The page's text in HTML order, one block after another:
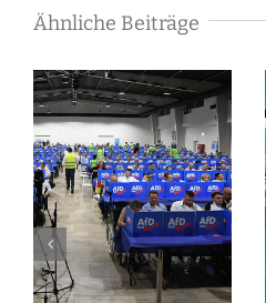
Ähnliche Beiträge